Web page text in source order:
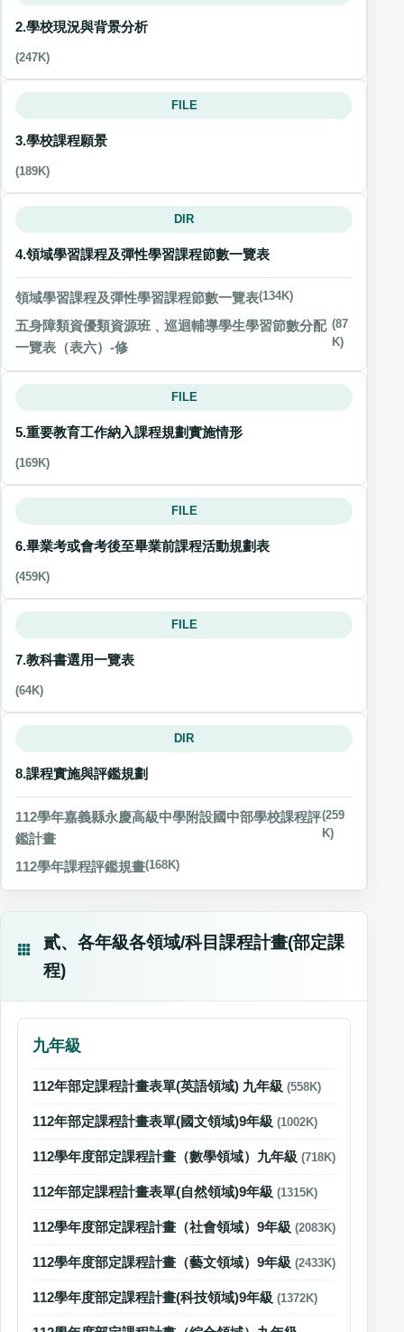
2.學校現況與背景分析
(247K)
FILE
3.學校課程願景
(189K)
DIR
4.領域學習課程及彈性學習課程節數一覽表
領域學習課程及彈性學習課程節數一覽表(134K)
五身障類資優類資源班﹑巡迴輔導學生學習節數分配
一覽表（表六）-修
(87
K)
FILE
5.重要教育工作納入課程規劃實施情形
(169K)
FILE
6.畢業考或會考後至畢業前課程活動規劃表
(459K)
FILE
7.教科書選用一覽表
(64K)
DIR
8.課程實施與評鑑規劃
112學年嘉義縣永慶高級中學附設國中部學校課程評
鑑計畫
(259
K)
112學年課程評鑑規畫(168K)
貳、各年級各領域/科目課程計畫(部定課
程)
九年級
112年部定課程計畫表單(英語領域) 九年級 (558K)
112年部定課程計畫表單(國文領域)9年級 (1002K)
112學年度部定課程計畫（數學領域）九年級 (718K)
112年部定課程計畫表單(自然領域)9年級 (1315K)
112學年度部定課程計畫（社會領域）9年級 (2083K)
112學年度部定課程計畫（藝文領域）9年級 (2433K)
112學年度部定課程計畫(科技領域)9年級 (1372K)